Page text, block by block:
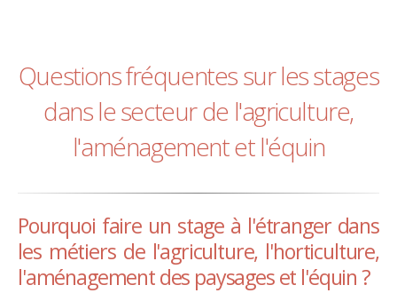
Questions fréquentes sur les stages
dans le secteur de l'agriculture,
l'aménagement et l'équin
Pourquoi faire un stage à l'étranger dans
les métiers de l'agriculture, l'horticulture,
l'aménagement des paysages et l'équin ?